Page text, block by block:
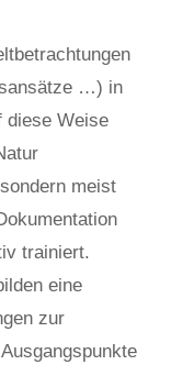
…) in
diese Weise
meist
trainiert.
eine
zur